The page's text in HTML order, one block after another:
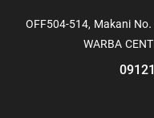
OFF504-514, Makani
WARBA